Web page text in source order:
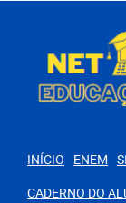
INÍCIO ENEM
CADERNO DO